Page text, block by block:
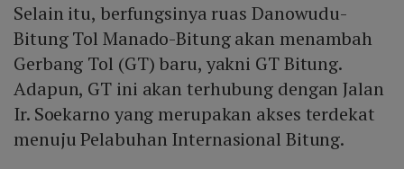
Selain itu, berfungsinya ruas Danowudu-
Bitung Tol Manado-Bitung akan menambah
Gerbang Tol (GT) baru, yakni GT Bitung.
Adapun, GT ini akan terhubung dengan Jalan
Ir. Soekarno yang merupakan akses terdekat
menuju Pelabuhan Internasional Bitung.